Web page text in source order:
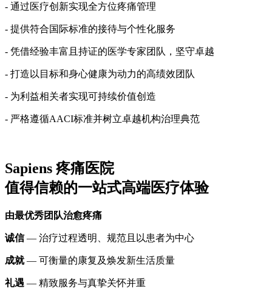
- 通过医疗创新实现全方位疼痛管理
- 提供符合国际标准的接待与个性化服务
- 凭借经验丰富且持证的医学专家团队，坚守卓越
- 打造以目标和身心健康为动力的高绩效团队
- 为利益相关者实现可持续价值创造
- 严格遵循AACI标准并树立卓越机构治理典范
Sapiens 疼痛医院
值得信赖的一站式高端医疗体验
由最优秀团队治愈疼痛
诚信— 治疗过程透明、规范且以患者为中心
成就— 可衡量的康复及焕发新生活质量
礼遇 — 精致服务与真挚关怀并重